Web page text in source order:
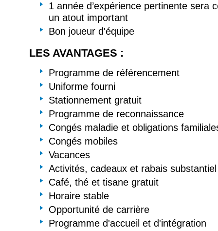
1 année d’expérience pertinente sera
un atout important
Bon joueur d'équipe
LES AVANTAGES :
Programme de référencement
Uniforme fourni
Stationnement gratuit
Programme de reconnaissance
Congés maladie et obligations
Congés mobiles
Vacances
Activités, cadeaux et rabais
Café, thé et tisane gratuit
Horaire stable
Opportunité de carrière
Programme d'accueil et d'intégration